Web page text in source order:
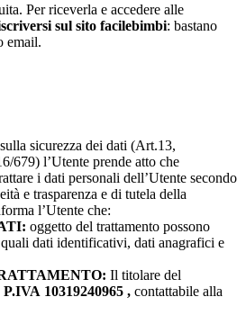
Per riceverla e accedere alle
sul sito facilebimbi: bastano
email.
sicurezza dei dati (Art.13,
679) l’Utente prende atto che
i dati personali dell’Utente secondo
e trasparenza e di tutela della
l’Utente che:
oggetto del trattamento possono
dati identificativi, dati anagrafici e
Il titolare del
10319240965 , contattabile alla